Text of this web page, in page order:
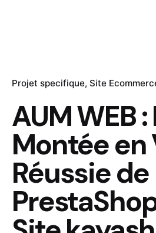
Projet specifique Site
AUM WEB :
Montée en
Réussie de